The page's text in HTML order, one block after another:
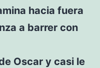
hacia fuera
a barrer con
Oscar y casi le